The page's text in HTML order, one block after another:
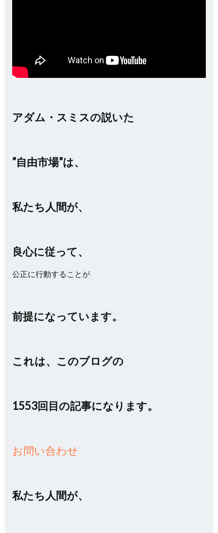
アダム・スミスの説いた
”自由市場”は、
私たち人間が、
良心に従って、
公正に行動することが
前提になっています。
これは、このブログの
1553回目の記事になります。
お問い合わせ
私たち人間が、